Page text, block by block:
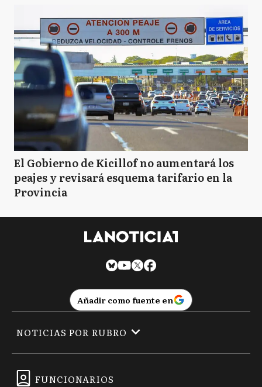
El Gobierno de Kicillof no aumentará los
peajes y revisará esquema tarifario en la
Provincia
Añadir como fuente en
FUNCIONARIOS
NOTICIAS POR RUBRO